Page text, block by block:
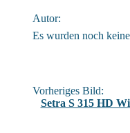
Autor:
Es wurden noch
Vorheriges Bild:
Setra S 315 HD